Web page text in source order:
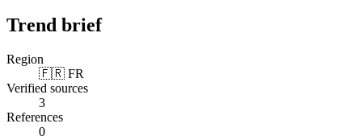
Trend brief
Region
🇫🇷 FR
Verified sources
3
References
0